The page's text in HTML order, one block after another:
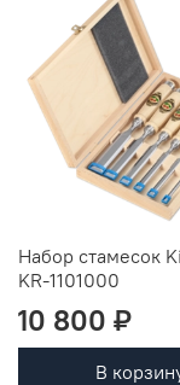
Набор стамесок
KR-1101000
10 800 ₽
В